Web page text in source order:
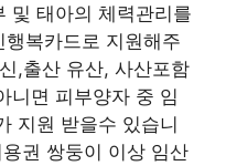
및 태아의 체력관리를
복카드로 지원해주
,출산 유산, 사산포함
니면 피부양자 중 임
지원 받을수 있습니
권 쌍둥이 이상 임산